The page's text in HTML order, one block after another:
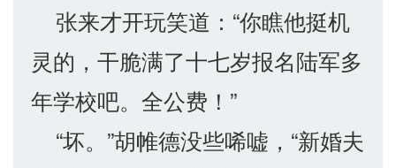
张来才开玩笑道：“你瞧他挺机
灵的，干脆满了十七岁报名陆军多
年学校吧。全公费！”
“坏。”胡帷德没些唏嘘，“新婚夫